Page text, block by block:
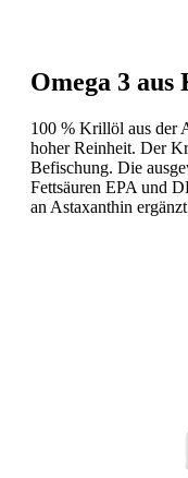
Omega 3
100 % Krillöl aus der
hoher Reinheit. Der
Befischung. Die
Fettsäuren EPA und
an Astaxanthin